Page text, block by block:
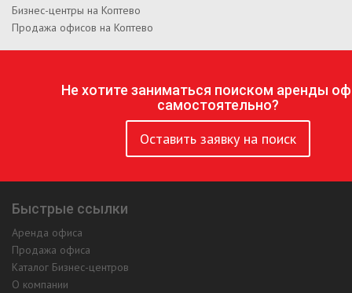
Бизнес-центры на Коптево
Продажа офисов на Коптево
Не хотите заниматься поиском аренды
самостоятельно?
Оставить заявку на поиск
Быстрые ссылки
Аренда офиса
Продажа офиса
Каталог Бизнес-центров
О компании